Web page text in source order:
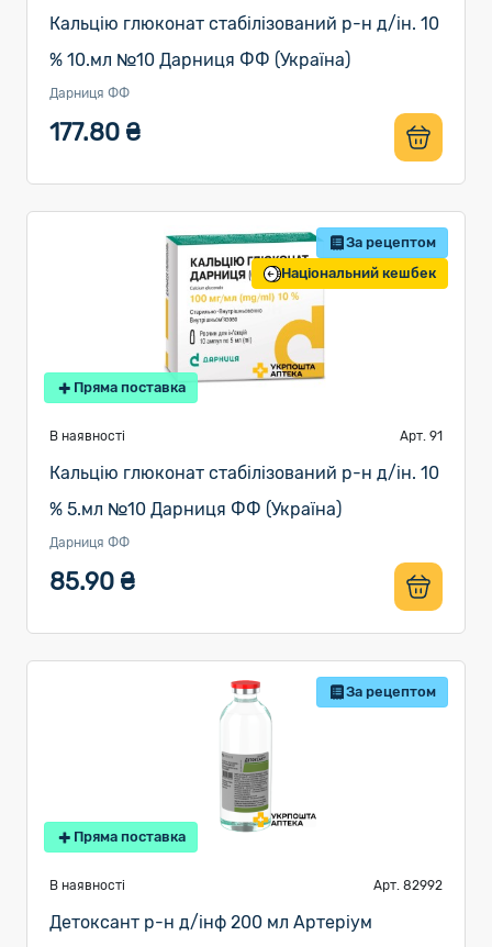
Кальцію глюконат стабілізований р-н д/ін. 10
% 10.мл №10 Дарниця ФФ (Україна)
Дарниця ФФ
177.80 ₴
За рецептом
Національний кешбек
Пряма поставка
В наявності Арт. 91
Кальцію глюконат стабілізований р-н д/ін. 10
% 5.мл №10 Дарниця ФФ (Україна)
Дарниця ФФ
85.90 ₴
За рецептом
Пряма поставка
В наявності Арт. 82992
Детоксант р-н д/інф 200 мл Артеріум